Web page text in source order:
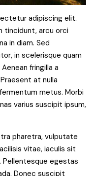
adipiscing elit.
tincidunt, arcu orci
in diam. Sed
in scelerisque quam
fringilla a
at nulla
metus. Morbi
varius suscipit ipsum,
pharetra, vulputate
vitae, iaculis sit
Pellentesque egestas
Donec suscipit